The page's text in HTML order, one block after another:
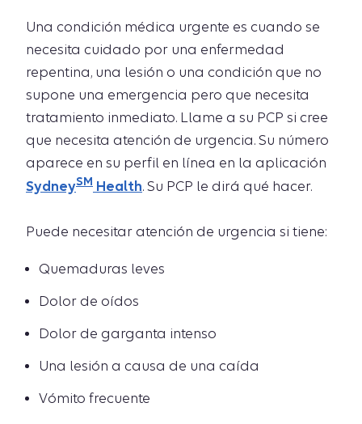
Una condición médica urgente es cuando se
necesita cuidado por una enfermedad
repentina, una lesión o una condición que no
supone una emergencia pero que necesita
tratamiento inmediato. Llame a su PCP si cree
que necesita atención de urgencia. Su número
aparece en su perfil en línea en la aplicación
SydneySM Health. Su PCP le dirá qué hacer.
Puede necesitar atención de urgencia si tiene:
Quemaduras leves
Dolor de oídos
Dolor de garganta intenso
Una lesión a causa de una caída
Vómito frecuente